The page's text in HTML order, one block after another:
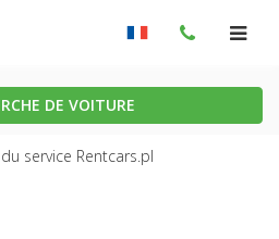
DE VOITURE
service Rentcars.pl